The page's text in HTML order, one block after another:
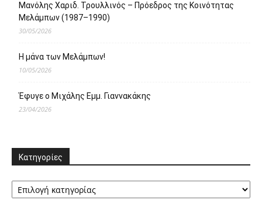
Μανόλης Χαριδ. Τρουλλινός – Πρόεδρος της Κοινότητας
Μελάμπων (1987–1990)
30/05/2026
Η μάνα των Μελάμπων!
10/05/2026
Έφυγε ο Μιχάλης Εμμ. Γιαννακάκης
23/04/2026
Κατηγορίες
Κατηγορίες